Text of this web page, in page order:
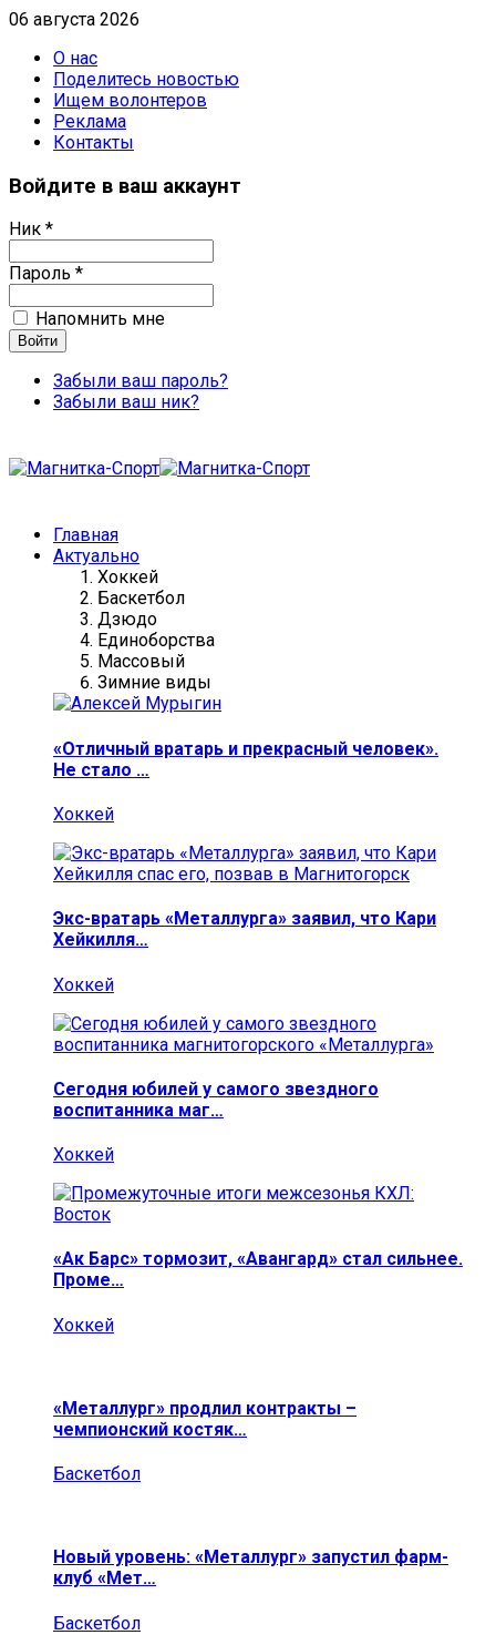
06 августа 2026
О нас
Поделитесь новостью
Ищем волонтеров
Реклама
Контакты
Войдите в ваш аккаунт
Ник *
Пароль *
Напомнить мне
Забыли ваш пароль?
Забыли ваш ник?
Главная
Актуально
Хоккей
Баскетбол
Дзюдо
Единоборства
Массовый
Зимние виды
«Отличный вратарь и прекрасный человек».
Не стало …
Хоккей
Экс-вратарь «Металлурга» заявил, что Кари
Хейкилля…
Хоккей
Сегодня юбилей у самого звездного
воспитанника маг…
Хоккей
«Ак Барс» тормозит, «Авангард» стал сильнее.
Проме…
Хоккей
«Металлург» продлил контракты –
чемпионский костяк…
Баскетбол
Новый уровень: «Металлург» запустил фарм-
клуб «Мет…
Баскетбол